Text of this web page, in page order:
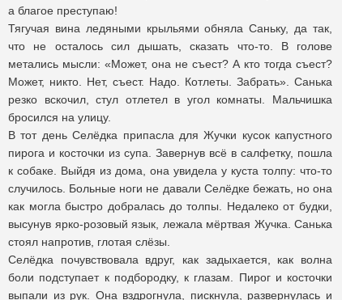
а благое преступаю!
Тягучая вина ледяными крыльями обняла Саньку, да так,
что не осталось сил дышать, сказать что-то. В голове
метались мысли: «Может, она не съест? А кто тогда съест?
Может, никто. Нет, съест. Надо. Котлеты. Забрать». Санька
резко вскочил, стул отлетел в угол комнаты. Мальчишка
бросился на улицу.
В тот день Селёдка припасла для Жучки кусок капустного
пирога и косточки из супа. Завернув всё в салфетку, пошла
к собаке. Выйдя из дома, она увидела у куста толпу: что-то
случилось. Больные ноги не давали Селёдке бежать, но она
как могла быстро добралась до толпы. Недалеко от будки,
высунув ярко-розовый язык, лежала мёртвая Жучка. Санька
стоял напротив, глотая слёзы.
Селёдка почувствовала вдруг, как задыхается, как волна
боли подступает к подбородку, к глазам. Пирог и косточки
выпали из рук. Она вздрогнула, пискнула, развернулась и